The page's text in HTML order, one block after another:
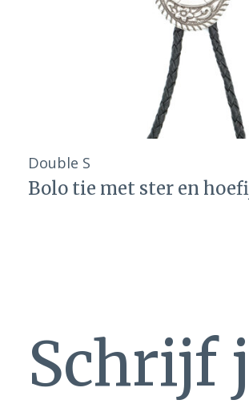
Double S
Bolo tie met ster en
Schrijf